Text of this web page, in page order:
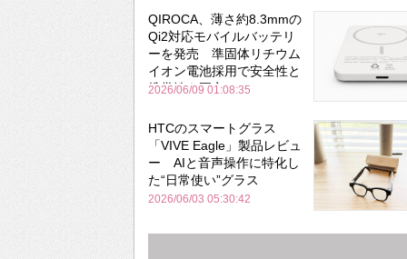
QIROCA、薄さ約8.3mmの
Qi2対応モバイルバッテリ
ーを発売 準固体リチウム
イオン電池採用で安全性と
携帯性を両立
2026/06/09 01:08:35
HTCのスマートグラス
「VIVE Eagle」製品レビュ
ー AIと音声操作に特化し
た“日常使い”グラス
2026/06/03 05:30:42